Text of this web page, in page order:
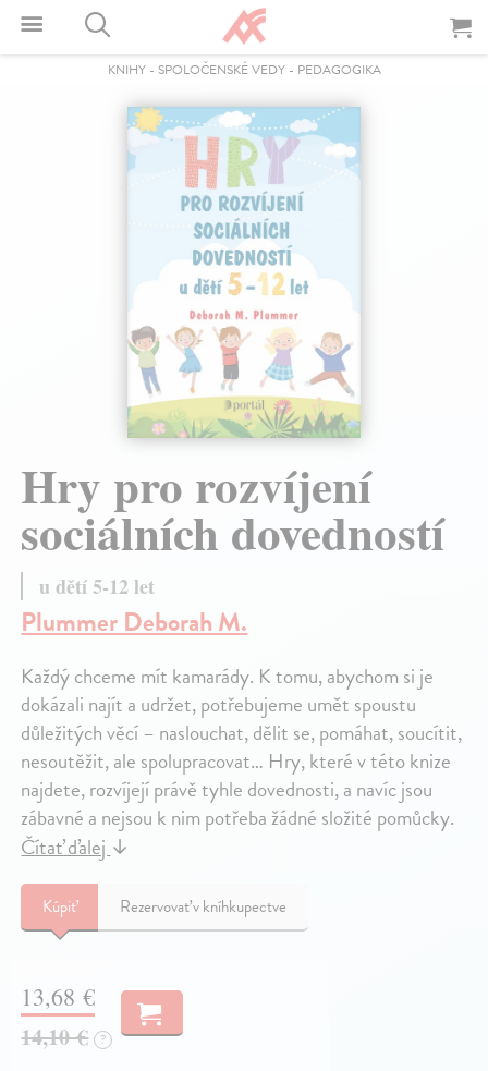
KNIHY- SPOLOČENSKÉ VEDY- PEDAGOGIKA
Hry pro rozvíjení
sociálních dovedností
u dětí 5-12 let
Plummer Deborah M.
Každý chceme mít kamarády. K tomu, abychom si je
dokázali najít a udržet, potřebujeme umět spoustu
důležitých věcí – naslouchat, dělit se, pomáhat, soucítit,
nesoutěžit, ale spolupracovat… Hry, které v této knize
najdete, rozvíjejí právě tyhle dovednosti, a navíc jsou
zábavné a nejsou k nim potřeba žádné složité pomůcky.
Čítať ďalej↓
Kúpiť Rezervovať v kníhkupectve
13,68 €
14,10 € ?